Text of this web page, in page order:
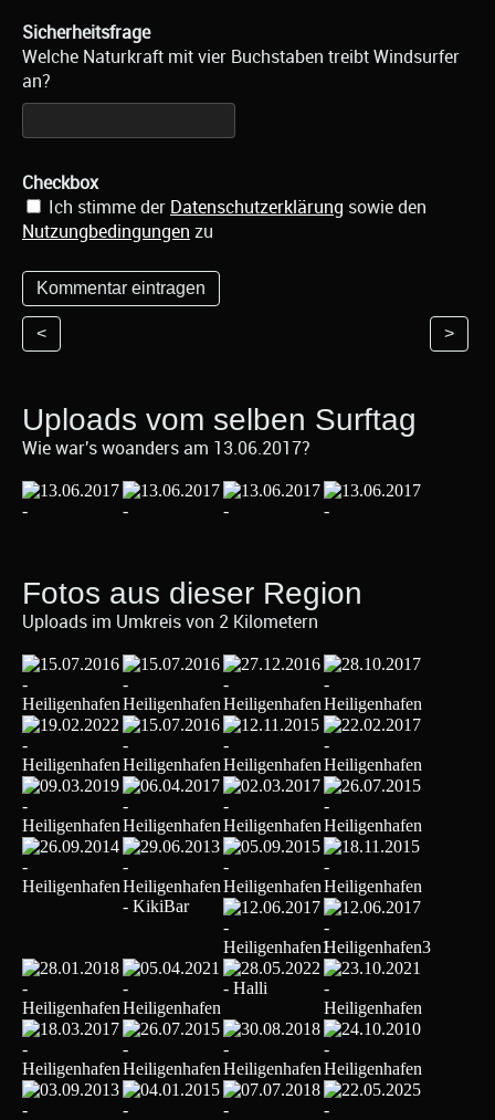
Sicherheitsfrage
Welche Naturkraft mit vier Buchstaben treibt Windsurfer
an?
Checkbox
Ich stimme der Datenschutzerklärung sowie den
Nutzungbedingungen zu
< >
Uploads vom selben Surftag
Wie war's woanders am 13.06.2017?
Fotos aus dieser Region
Uploads im Umkreis von 2 Kilometern